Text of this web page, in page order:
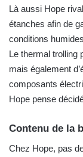
Là aussi Hope
étanches afin de
conditions
Le thermal trolling
mais également
composants
Hope pense
Contenu de la
Chez Hope, pas